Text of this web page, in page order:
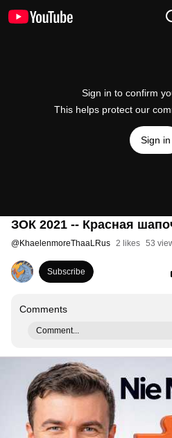
Sign in to confirm
This helps protect our
Sign in
ЗОК 2021 -- Красная
@KhaelenmoreThaaLRus 2 likes 53
Subscribe
Comments
Comment...